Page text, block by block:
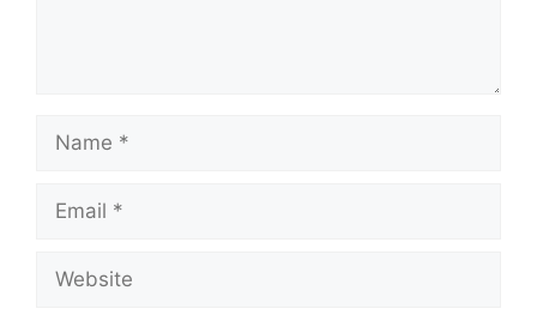
Name
Email
Website